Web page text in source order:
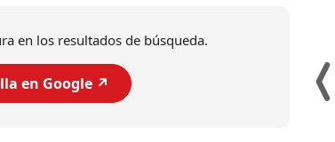
en los resultados de búsqueda.
en Google ↗️